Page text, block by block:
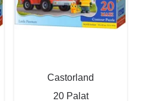
Castorland
20 Palat